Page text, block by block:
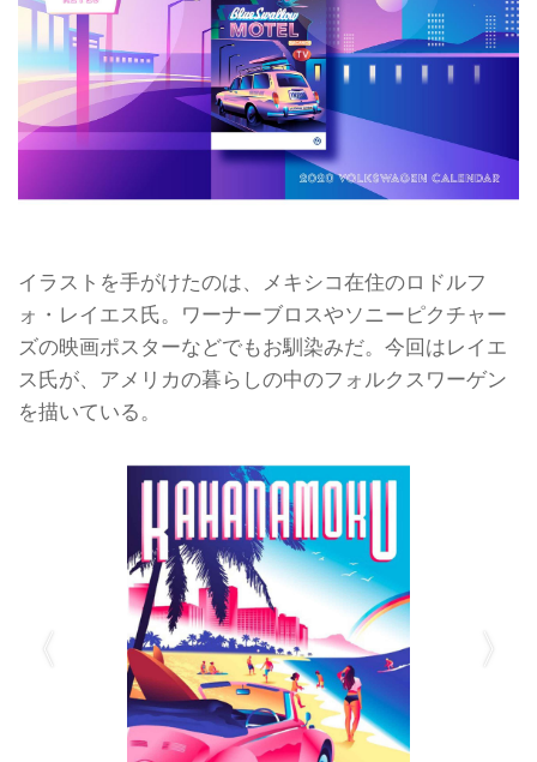
イラストを手がけたのは、メキシコ在住のロドルフ
ォ・レイエス氏。ワーナーブロスやソニーピクチャー
ズの映画ポスターなどでもお馴染みだ。今回はレイエ
ス氏が、アメリカの暮らしの中のフォルクスワーゲン
を描いている。